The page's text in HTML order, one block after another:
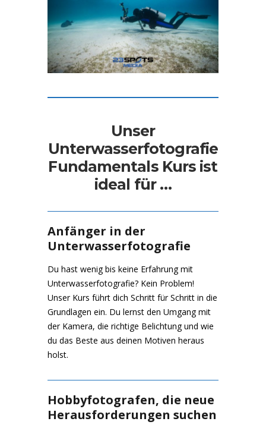
Unser
Unterwasserfotografie
Fundamentals Kurs ist
ideal für …
Anfänger in der
Unterwasserfotografie
Du hast wenig bis keine Erfahrung mit
Unterwasserfotografie? Kein Problem!
Unser Kurs führt dich Schritt für Schritt in die
Grundlagen ein. Du lernst den Umgang mit
der Kamera, die richtige Belichtung und wie
du das Beste aus deinen Motiven heraus
holst.
Hobbyfotografen, die neue
Herausforderungen suchen